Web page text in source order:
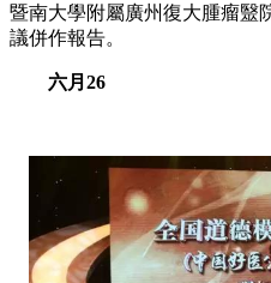
暨南大學附屬廣州復大腫瘤毉
議併作報告。
六月26